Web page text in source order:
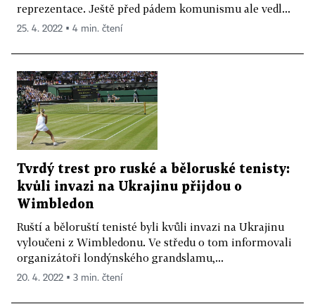
reprezentace. Ještě před pádem komunismu ale vedl...
25. 4. 2022 ▪ 4 min. čtení
Tvrdý trest pro ruské a běloruské tenisty:
kvůli invazi na Ukrajinu přijdou o
Wimbledon
Ruští a běloruští tenisté byli kvůli invazi na Ukrajinu
vyloučeni z Wimbledonu. Ve středu o tom informovali
organizátoři londýnského grandslamu,...
20. 4. 2022 ▪ 3 min. čtení